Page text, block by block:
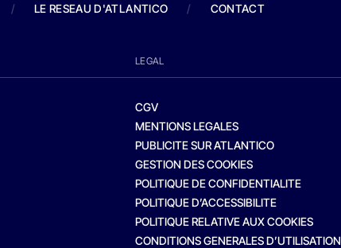
/ LE RESEAU D'ATLANTICO / CONTACT
LEGAL
CGV
MENTIONS LEGALES
PUBLICITE SUR ATLANTICO
GESTION DES COOKIES
POLITIQUE DE CONFIDENTIALITE
POLITIQUE D’ACCESSIBILITE
POLITIQUE RELATIVE AUX COOKIES
CONDITIONS GENERALES D’UTILISATION